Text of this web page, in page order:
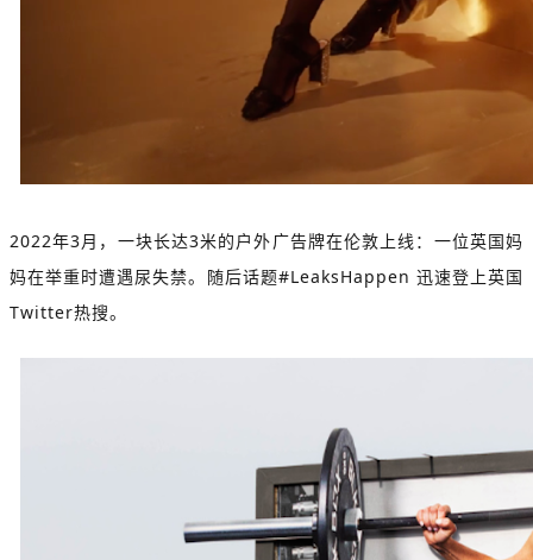
2022年3月，一块长达3米的户外广告牌在伦敦上线：一位英国妈
妈在举重时遭遇尿失禁。随后话题#LeaksHappen 迅速登上英国
Twitter热搜。